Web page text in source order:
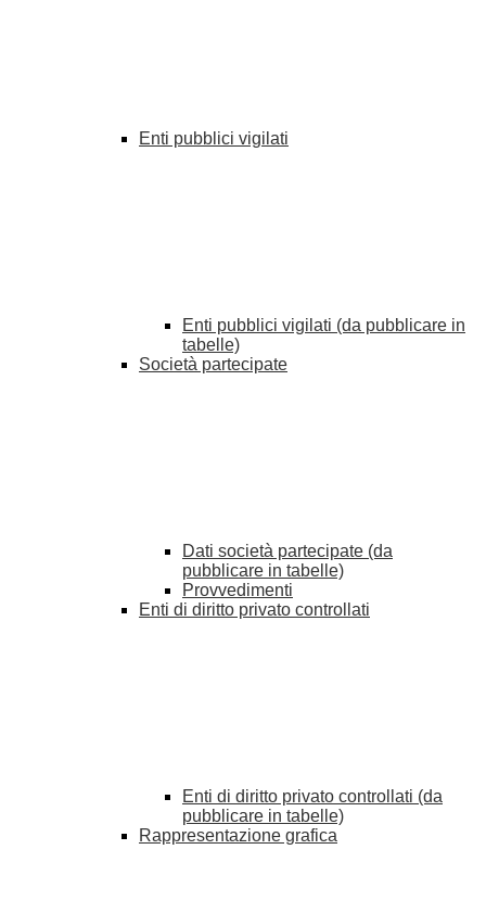
Enti pubblici vigilati
Enti pubblici vigilati (da pubblicare in
tabelle)
Società partecipate
Dati società partecipate (da
pubblicare in tabelle)
Provvedimenti
Enti di diritto privato controllati
Enti di diritto privato controllati (da
pubblicare in tabelle)
Rappresentazione grafica